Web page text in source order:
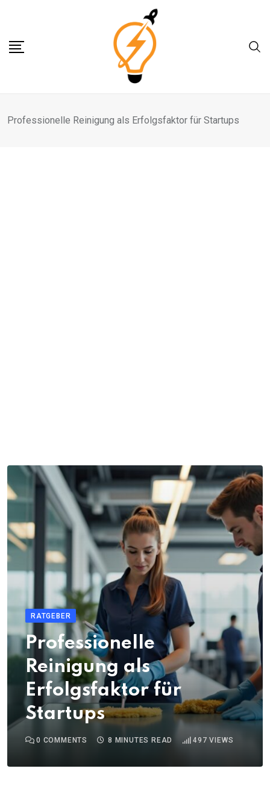
content
Professionelle Reinigung als Erfolgsfaktor für Startups
RATGEBER
Professionelle
Reinigung als
Erfolgsfaktor für
Startups
0 COMMENTS 8 MINUTES READ 497 VIEWS